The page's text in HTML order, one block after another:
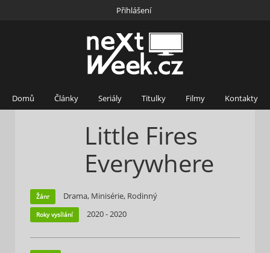
Přihlášení
Domů Články Seriály Titulky Filmy Kontakty
Little Fires
Everywhere
Žánr Drama, Minisérie, Rodinný
Roky vysílání 2020 - 2020